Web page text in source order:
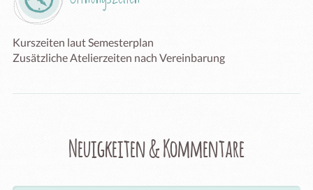
Kurszeiten laut Semesterplan
Zusätzliche Atelierzeiten nach Vereinbarung
Neuigkeiten & Kommentare